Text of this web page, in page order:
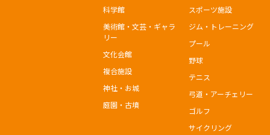
科学館
美術館・文芸・ギャラ
リー
文化会館
複合施設
神社・お城
庭園・古墳
スポーツ施設
ジム・トレーニング
プール
野球
テニス
弓道・アーチェリー
ゴルフ
サイクリング